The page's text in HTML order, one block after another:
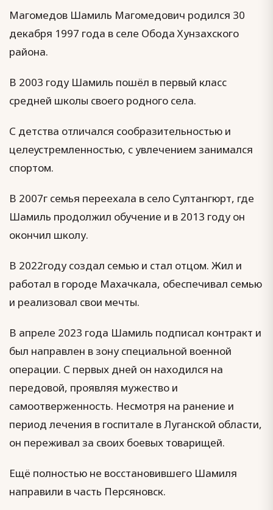
Магомедов Шамиль Магомедович родился 30
декабря 1997 года в селе Обода Хунзахского
района.
В 2003 году Шамиль пошёл в первый класс
средней школы своего родного села.
С детства отличался сообразительностью и
целеустремленностью, с увлечением занимался
спортом.
В 2007г семья переехала в село Султангюрт, где
Шамиль продолжил обучение и в 2013 году он
окончил школу.
В 2022году создал семью и стал отцом. Жил и
работал в городе Махачкала, обеспечивал семью
и реализовал свои мечты.
В апреле 2023 года Шамиль подписал контракт и
был направлен в зону специальной военной
операции. С первых дней он находился на
передовой, проявляя мужество и
самоотверженность. Несмотря на ранение и
период лечения в госпитале в Луганской области,
он переживал за своих боевых товарищей.
Ещё полностью не восстановившего Шамиля
направили в часть Персяновск.